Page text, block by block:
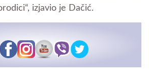
izjavio je Dačić.